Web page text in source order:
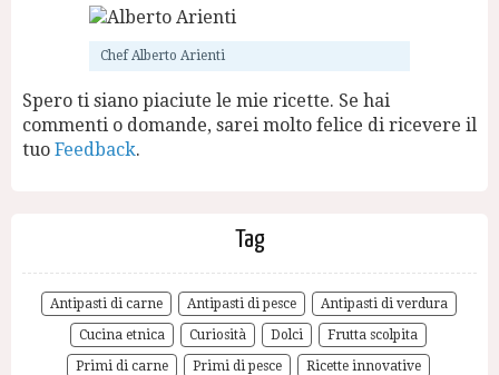
Chef Alberto Arienti
Spero ti siano piaciute le mie ricette. Se hai
commenti o domande, sarei molto felice di ricevere il
tuo Feedback.
Tag
Antipasti di carne Antipasti di pesce
Antipasti di verdura
Cucina etnica
Curiosità Dolci
Frutta scolpita
Primi di carne
Primi di pesce
Ricette innovative